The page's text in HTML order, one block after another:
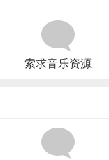
索求音乐资源